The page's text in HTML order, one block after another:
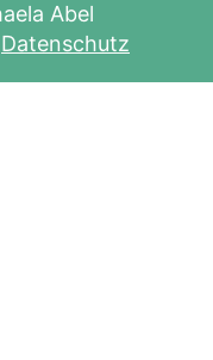
Abel
Datenschutz